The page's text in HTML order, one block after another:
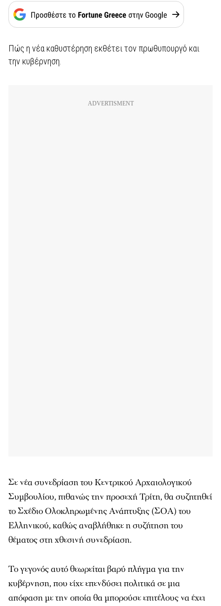
Πώς η νέα καθυστέρηση εκθέτει τον πρωθυπουργό και
την κυβέρνηση.
Σε νέα συνεδρίαση του Κεντρικού Αρχαιολογικού
Συμβουλίου, πιθανώς την προσεχή Τρίτη, θα συζητηθεί
το Σχέδιο Ολοκληρωμένης Ανάπτυξης (ΣΟΑ) του
Ελληνικού, καθώς αναβλήθηκε η συζήτηση του
θέματος στη χθεσινή συνεδρίαση.
Το γεγονός αυτό θεωρείται βαρύ πλήγμα για την
κυβέρνηση, που είχε επενδύσει πολιτικά σε μια
απόφαση με την οποία θα μπορούσε επιτέλους να έχει